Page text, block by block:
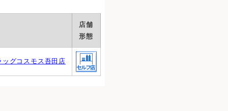
店舗
形態
グコスモス吾田店